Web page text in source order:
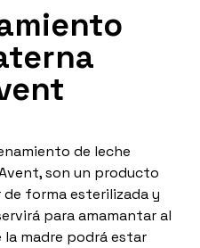
de leche
son un producto
forma esterilizada y
para amamantar al
madre podrá estar